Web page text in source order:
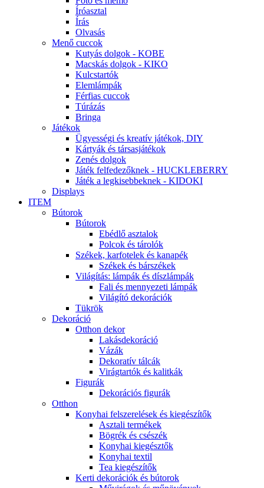
Íróasztal
Írás
Olvasás
Menő cuccok
Kutyás dolgok - KOBE
Macskás dolgok - KIKO
Kulcstartók
Elemlámpák
Férfias cuccok
Túrázás
Bringa
Játékok
Ügyességi és kreatív játékok, DIY
Kártyák és társasjátékok
Zenés dolgok
Játék felfedezőknek - HUCKLEBERRY
Játék a legkisebbeknek - KIDOKI
Displays
ITEM
Bútorok
Bútorok
Ebédlő asztalok
Polcok és tárolók
Székek, karfotelek és kanapék
Székek és bárszékek
Világítás: lámpák és díszlámpák
Fali és mennyezeti lámpák
Világító dekorációk
Tükrök
Dekoráció
Otthon dekor
Lakásdekoráció
Vázák
Dekoratív tálcák
Virágtartók és kalitkák
Figurák
Dekorációs figurák
Otthon
Konyhai felszerelések és kiegészítők
Asztali termékek
Bögrék és csészék
Konyhai kiegésztők
Konyhai textil
Tea kiegészítők
Kerti dekorációk és bútorok